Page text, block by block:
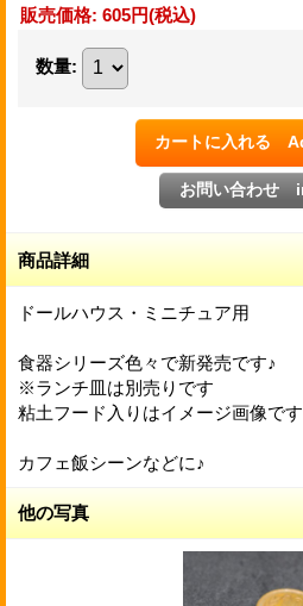
販売価格: 605円(税込)
数量:
商品詳細
ドールハウス・ミニチュア用
食器シリーズ色々で新発売です♪
※ランチ皿は別売りです
粘土フード入りはイメージ画像です
カフェ飯シーンなどに♪
他の写真